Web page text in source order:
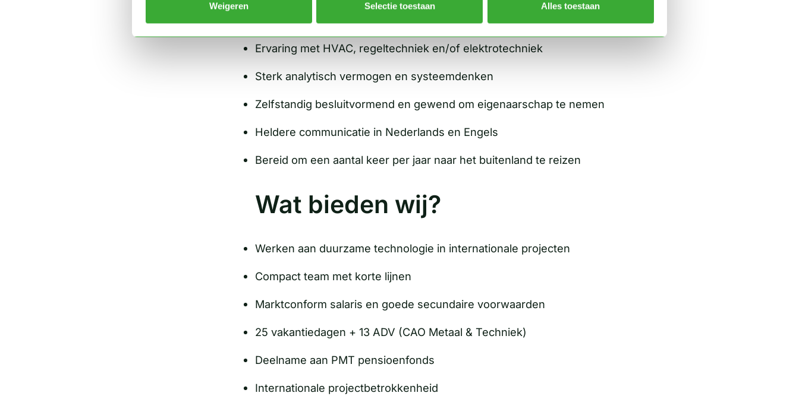
Weigeren Selectie toestaan Alles toestaan
Minimaal 5 jaar ervaring in multidisciplinaire projecten
Ervaring met HVAC, regeltechniek en/of elektrotechniek
Sterk analytisch vermogen en systeemdenken
Zelfstandig besluitvormend en gewend om eigenaarschap te nemen
Heldere communicatie in Nederlands en Engels
Bereid om een aantal keer per jaar naar het buitenland te reizen
Wat bieden wij?
Werken aan duurzame technologie in internationale projecten
Compact team met korte lijnen
Marktconform salaris en goede secundaire voorwaarden
25 vakantiedagen + 13 ADV (CAO Metaal & Techniek)
Deelname aan PMT pensioenfonds
Internationale projectbetrokkenheid